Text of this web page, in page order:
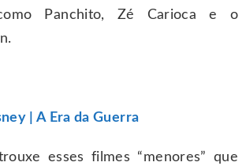
Panchito, Zé Carioca e o
| A Era da Guerra
esses filmes “menores” que